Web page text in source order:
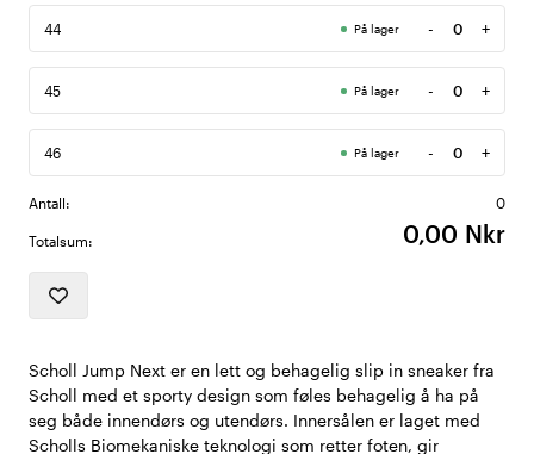
44 På lager -
Antall
+
45 På lager -
Antall
+
46 På lager -
Antall
+
Antall: 0
Totalsum: 0,00 Nkr
Scholl Jump Next er en lett og behagelig slip in sneaker fra
Scholl med et sporty design som føles behagelig å ha på
seg både innendørs og utendørs. Innersålen er laget med
Scholls Biomekaniske teknologi som retter foten, gir